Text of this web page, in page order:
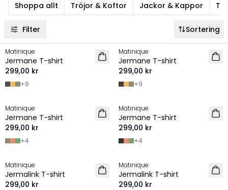
Shoppa allt Tröjor & Koftor Jackor & Kappor T-
Filter Sortering
2 for 500 SEK
NYHET
Matinique
Jermane T-shirt
299,00 kr
+9
2 for 500 SEK
NYHET
Matinique
Jermane T-shirt
299,00 kr
+9
2 for 500 SEK
NYHET
Matinique
Jermane T-shirt
299,00 kr
+4
2 for 500 SEK
NYHET
Matinique
Jermane T-shirt
299,00 kr
+4
2 for 500 SEK
NYHET
Matinique
Jermalink T-shirt
299,00 kr
2 for 500 SEK
NYHET
Matinique
Jermalink T-shirt
299,00 kr